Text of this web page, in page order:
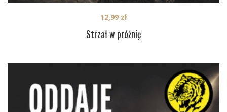
Strzał w próżnię
12,99 zł